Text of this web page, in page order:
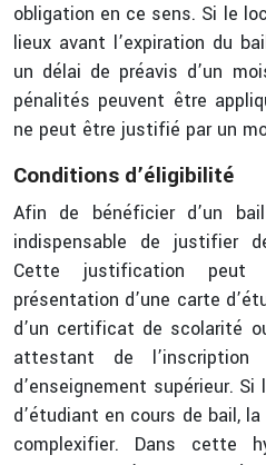
obligation en ce sens. Si le
lieux avant l’expiration du
un délai de préavis d’un
pénalités peuvent être
ne peut être justifié par un
Conditions d’éligibilité
Afin de bénéficier d’un
indispensable de justifier
Cette justification
présentation d’une carte
d’un certificat de scolarité
attestant de l’inscription
d’enseignement supérieur.
d’étudiant en cours de bail,
complexifier. Dans cette